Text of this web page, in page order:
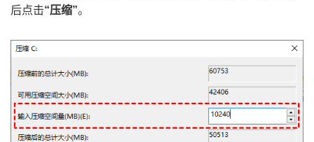
后点击“压缩”。